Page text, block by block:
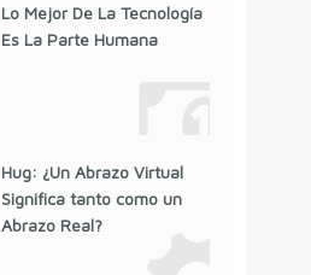
Lo Mejor De La Tecnología
Es La Parte Humana
Hug: ¿Un Abrazo Virtual
Significa tanto como un
Abrazo Real?